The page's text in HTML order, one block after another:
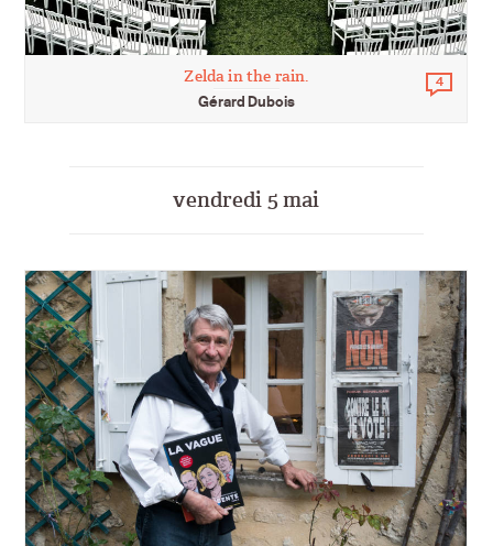
Zelda in the rain.
Gérard Dubois
4
vendredi 5 mai